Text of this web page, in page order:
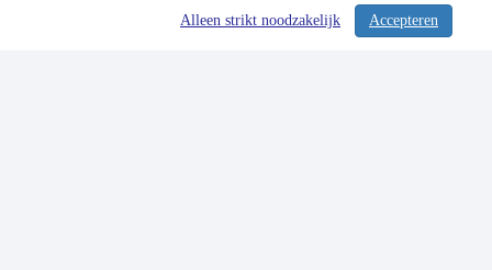
/ 334
Accepteren
Alleen strikt noodzakelijk